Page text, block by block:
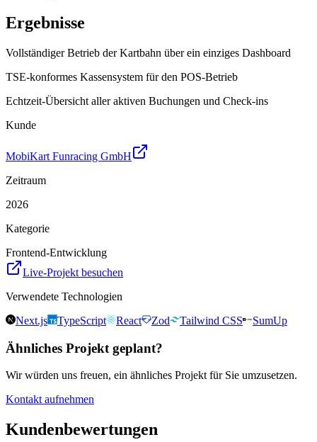
Ergebnisse
Vollständiger Betrieb der Kartbahn über ein einziges Dashboard
TSE-konformes Kassensystem für den POS-Betrieb
Echtzeit-Übersicht aller aktiven Buchungen und Check-ins
Kunde
MobiKart Funracing GmbH
Zeitraum
2026
Kategorie
Frontend-Entwicklung
Live-Projekt besuchen
Verwendete Technologien
Next.js
TypeScript React Zod Tailwind CSS SumUp
Ähnliches Projekt geplant?
Wir würden uns freuen, ein ähnliches Projekt für Sie umzusetzen.
Kontakt aufnehmen
Kundenbewertungen